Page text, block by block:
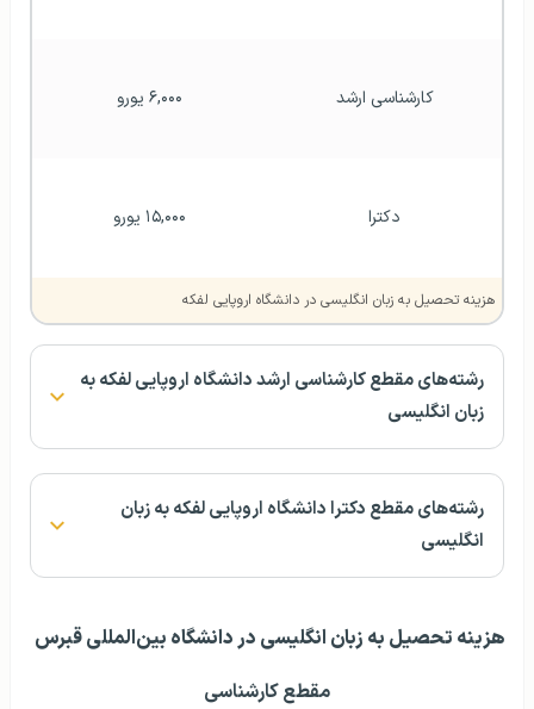
کارشناسی ارشد ۶,۰۰۰ یورو
دکترا ۱۵,۰۰۰ یورو
هزینه تحصیل به زبان انگلیسی در دانشگاه اروپایی لفکه
رشته‌های مقطع کارشناسی ارشد دانشگاه اروپایی لفکه به
زبان انگلیسی
رشته‌های مقطع دکترا دانشگاه اروپایی لفکه به زبان
انگلیسی
هزینه تحصیل به زبان انگلیسی در دانشگاه بین‌المللی قبرس
مقطع کارشناسی